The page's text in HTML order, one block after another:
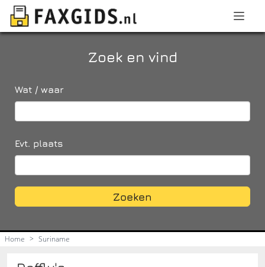
Zoek en vind
Wat / waar
Evt. plaats
Zoeken
Home > Suriname